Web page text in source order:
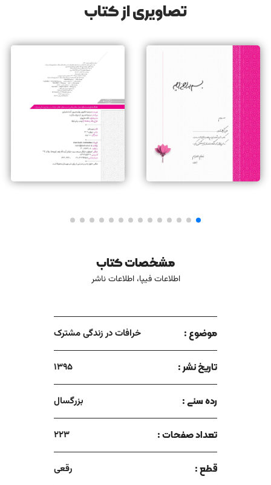
در ادامه به چند نمونه از آن‌ها اشاره می‌شود:
به یکدیگر، تبدیل شده است. دلدادگان قفلی به نردۀ حاشیۀ پلی
معروف می‌زنند و کلید آن را به رودخانۀ زیر پل می‌اندازند تا به‌زعم
خود، با این کار عشق خود را جاودانه و ماندگار کنند. بستن قفل به
پل هنر پاریس از سال ۲۰۰۸ رواج پیدا کرده و این سنت در بسیاری
از کشور‌های جهان، ازجمله آلمان، چین، روسیه و ایتالیا نیز رایج
است.
در یکی از مناطق انگلستان هنگام جشن عروسی، اگر شیشه‌ای
برحسب اتفاق‌ بشکند، آن را علامت بدبختی برای زن‌ و شوهر‌
می‌دانند؛ اما وقتی مهمانان به‌سلامتی‌ عروس و داماد، جام خود را‌
می‌نوشند، یکی از مدعوین باید جام خود را از بالای دوش‌ خود
پرتاب کند و آن را برای سعادت و خوشبختی بشکند.
حاوی نمک را بالای سر آنان می‌شکنند.
بشقاب را می‌گرفته و از بالای شانۀ چپ خود به زمین می‌انداخته و
امید خوشبختی آیندۀ آنان‌، بستگی‌ به این‌ داشته است که بشقاب
تصاویری از کتاب
مشخصات کتاب
اطلاعات فیپا، اطلاعات ناشر
موضوع : خرافات در زندگی مشترک
تاریخ نشر : 1395
رده سنی : بزرگسال
تعداد صفحات : 223
قطع : رقعی